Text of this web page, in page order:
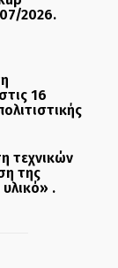
2026.
16
τεχνικών
της
.